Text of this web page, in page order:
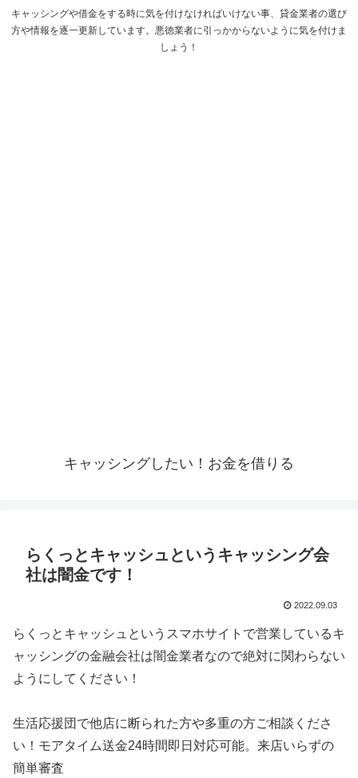
キャッシングや借金をする時に気を付けなければいけない事、貸金業者の選び
方や情報を逐一更新しています。悪徳業者に引っかからないように気を付けま
しょう！
キャッシングしたい！お金を借りる
らくっとキャッシュというキャッシング会
社は闇金です！
2022.09.03
らくっとキャッシュというスマホサイトで営業しているキ
ャッシングの金融会社は闇金業者なので絶対に関わらない
ようにしてください！
生活応援団で他店に断られた方や多重の方ご相談くださ
い！モアタイム送金24時間即日対応可能。来店いらずの
簡単審査